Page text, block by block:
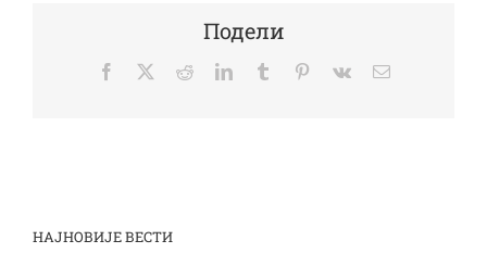
Подели
Facebook
TwitterRedditLinkedInTumblr Pinterest
Vk Email
НАЈНОВИЈЕ ВЕСТИ